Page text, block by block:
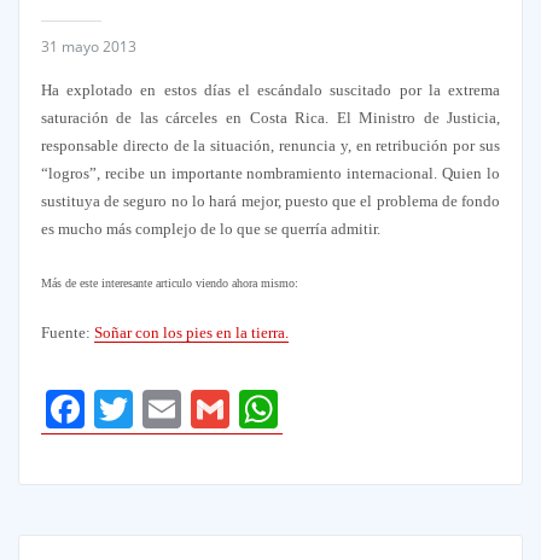
31 mayo 2013
Ha explotado en estos días el escándalo suscitado por la extrema
saturación de las cárceles en Costa Rica. El Ministro de Justicia,
responsable directo de la situación, renuncia y, en retribución por sus
“logros”, recibe un importante nombramiento internacional. Quien lo
sustituya de seguro no lo hará mejor, puesto que el problema de fondo
es mucho más complejo de lo que se querría admitir.
Más de este interesante articulo viendo ahora mismo:
Fuente: Soñar con los pies en la tierra.
Facebook
Twitter
Email
GmailWhatsApp